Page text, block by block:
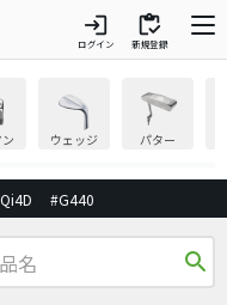
login
ログイン
inventory
新規登録
ウェッジ パター
#G440
search